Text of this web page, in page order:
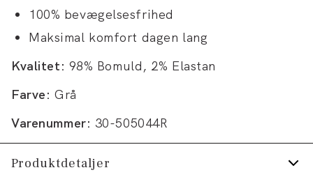
100% bevægelsesfrihed
Maksimal komfort dagen lang
Kvalitet: 98% Bomuld, 2% Elastan
Farve: Grå
Varenummer: 30-505044R
Produktdetaljer